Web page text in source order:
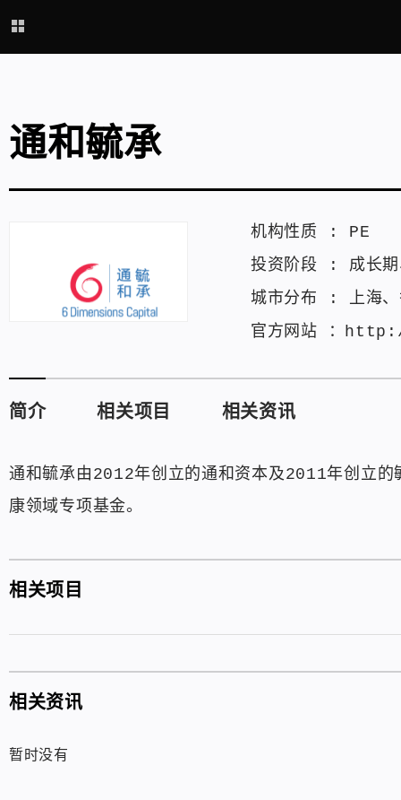
通和毓承
机构性质 : PE
投资阶段 : 成长期
城市分布 : 上海、
官方网站 ：
简介 相关项目 相关资讯
通和毓承由2012年创立的通和资本及2011年创立
康领域专项基金。
相关项目
相关资讯
暂时没有